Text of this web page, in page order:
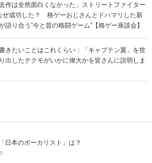
去作は全然面白くなかった」ストリートファイター
ぜ成功した？ 格ゲーおじさんとドハマリした新
語り合う“今と昔の格闘ゲーム”【格ゲー座談会】
きたいことはこれくらい：「キャプテン翼」を世
出したテクモがいかに偉大かを皆さんに説明しま
日本のボーカリスト」は？